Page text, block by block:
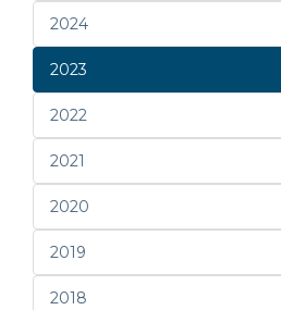
2024
2023
2022
2021
2020
2019
2018